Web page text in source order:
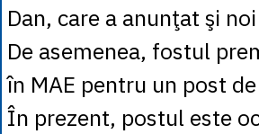
Dan, care a anunţat şi
De asemenea, fostul
în MAE pentru un post
În prezent, postul este